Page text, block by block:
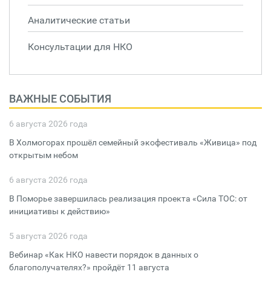
Аналитические статьи
Консультации для НКО
ВАЖНЫЕ СОБЫТИЯ
6 августа 2026 года
В Холмогорах прошёл семейный экофестиваль «Живица» под
открытым небом
6 августа 2026 года
В Поморье завершилась реализация проекта «Сила ТОС: от
инициативы к действию»
5 августа 2026 года
Вебинар «Как НКО навести порядок в данных о
благополучателях?» пройдёт 11 августа